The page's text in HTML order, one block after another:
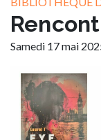
Samedi 17 mai